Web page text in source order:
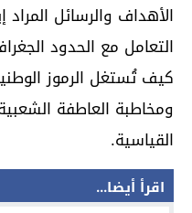
الأهداف والرسائل
التعامل مع الحدود
كيف تُستغل الرموز
ومخاطبة العاطفة
القياسية.
اقرأ أيضا...